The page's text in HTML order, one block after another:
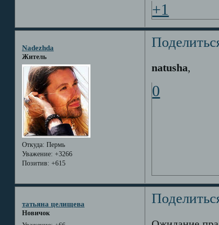
+1
Nadezhda
Житель
Откуда: Пермь
Уважение: +3266
Позитив: +615
natusha,
0
татьяна целищева
Новичок